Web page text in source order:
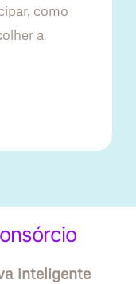
como
a
inteligente